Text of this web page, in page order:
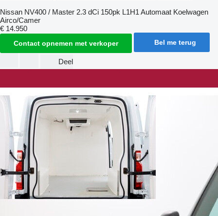
Nissan NV400 / Master 2.3 dCi 150pk L1H1 Automaat Koelwagen
Airco/Camer
€ 14.950
Contact opnemen met verkoper Bel me terug
Deel